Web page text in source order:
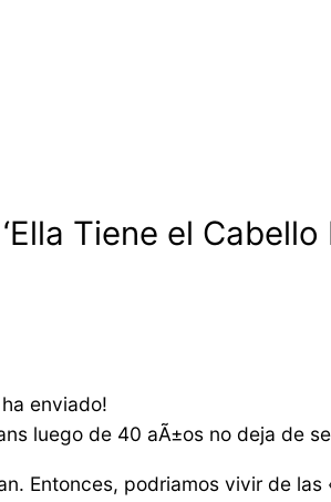
Tiene el Cabello
enviado!
luego de 40 aÃ±os no deja de
Entonces, podriamos vivir de las